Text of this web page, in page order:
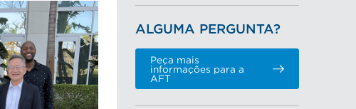
ALGUMA PERGUNTA?
Peça mais
informações para a
AFT